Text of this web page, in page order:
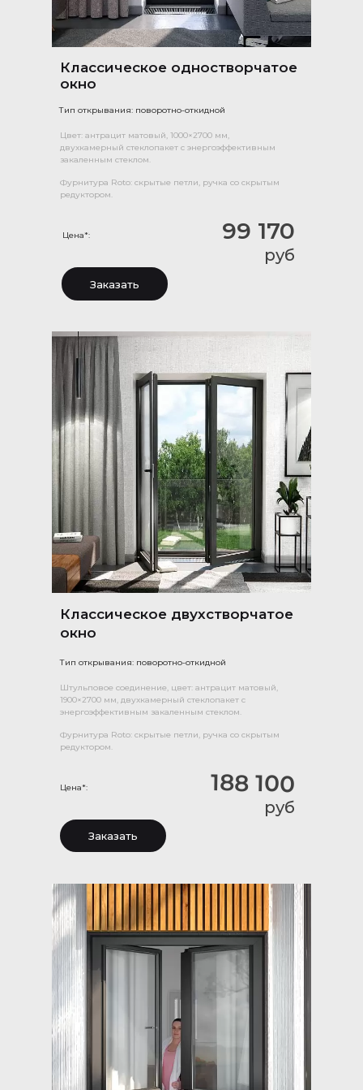
Классическое двухстворчатое
окно
Тип открывания: поворотно-откидной
188 100
руб
Цена*:
Штульповое соединение, цвет: антрацит матовый,
1900×2700 мм, двухкамерный стеклопакет с
энергоэффективным закаленным стеклом.
Фурнитура Roto: скрытые петли, ручка со скрытым
редуктором.
Заказать
99 170
руб
Классическое одностворчатое
окно
Тип открывания: поворотно-откидной
Цвет: антрацит матовый, 1000×2700 мм,
двухкамерный стеклопакет с энергоэффективным
закаленным стеклом.
Фурнитура Roto: скрытые петли, ручка со скрытым
редуктором.
Цена*:
Заказать